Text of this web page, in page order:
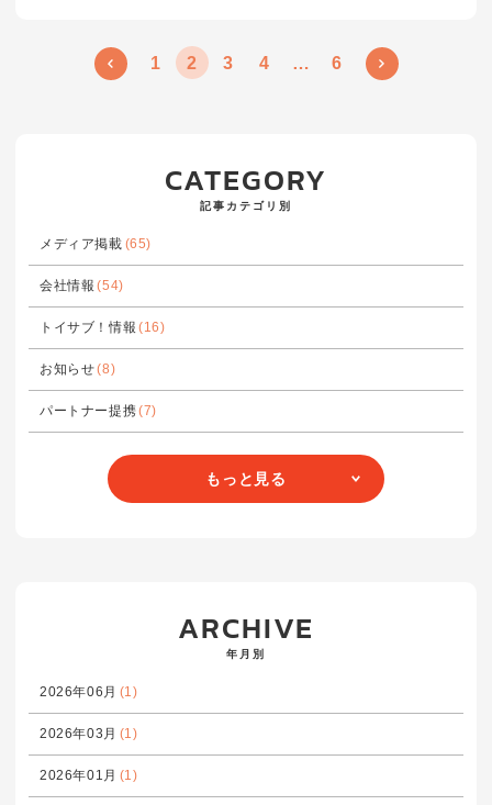
1 2 3 4 … 6
CATEGORY
記事カテゴリ別
メディア掲載 (65)
会社情報 (54)
トイサブ！情報 (16)
お知らせ(8)
パートナー提携(7)
もっと見る
ARCHIVE
年月別
2026年06月 (1)
2026年03月 (1)
2026年01月 (1)